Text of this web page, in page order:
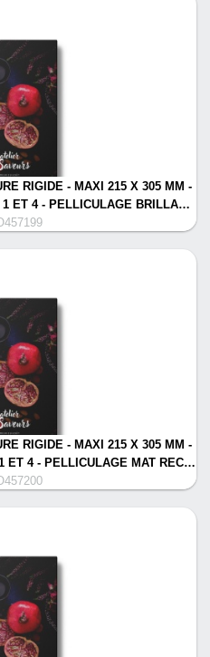
RIGIDE - MAXI 215 X 305 MM -
1 ET 4 - PELLICULAGE BRILLA…
RIGIDE - MAXI 215 X 305 MM -
ET 4 - PELLICULAGE MAT REC…